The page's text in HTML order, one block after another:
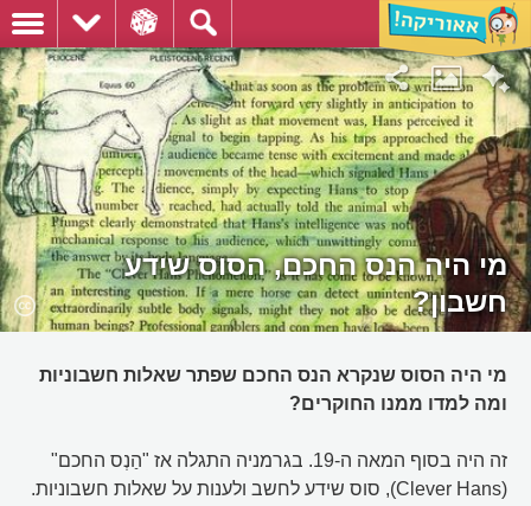
מי היה הנס החכם, הסוס שידע
חשבון?
מי היה הסוס שנקרא הנס החכם שפתר שאלות חשבוניות
ומה למדו ממנו החוקרים?
זה היה בסוף המאה ה-19. בגרמניה התגלה אז "הַנְס החכם"
(Clever Hans), סוס שידע לחשב ולענות על שאלות חשבוניות.